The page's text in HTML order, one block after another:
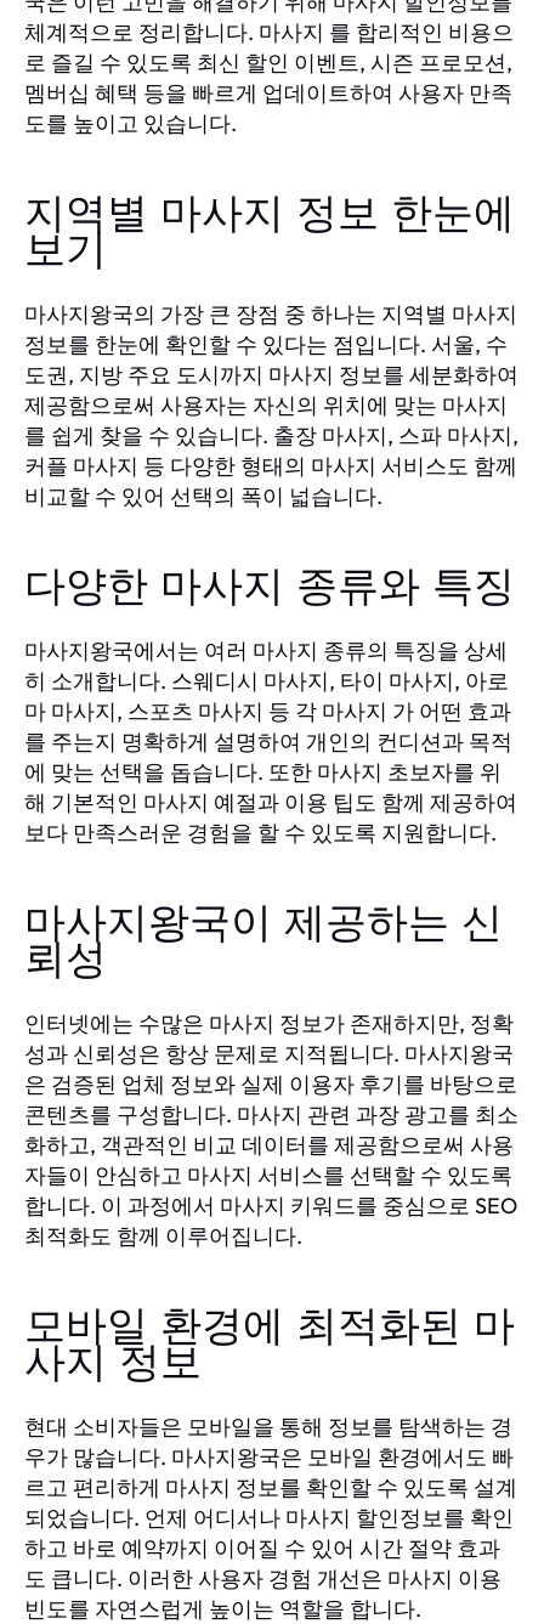
체계적으로 정리합니다. 마사지 를 합리적인 비용으
로 즐길 수 있도록 최신 할인 이벤트, 시즌 프로모션,
멤버십 혜택 등을 빠르게 업데이트하여 사용자 만족
도를 높이고 있습니다.
지역별 마사지 정보 한눈에
보기
마사지왕국의 가장 큰 장점 중 하나는 지역별 마사지
정보를 한눈에 확인할 수 있다는 점입니다. 서울, 수
도권, 지방 주요 도시까지 마사지 정보를 세분화하여
제공함으로써 사용자는 자신의 위치에 맞는 마사지
를 쉽게 찾을 수 있습니다. 출장 마사지, 스파 마사지,
커플 마사지 등 다양한 형태의 마사지 서비스도 함께
비교할 수 있어 선택의 폭이 넓습니다.
다양한 마사지 종류와 특징
마사지왕국에서는 여러 마사지 종류의 특징을 상세
히 소개합니다. 스웨디시 마사지, 타이 마사지, 아로
마 마사지, 스포츠 마사지 등 각 마사지 가 어떤 효과
를 주는지 명확하게 설명하여 개인의 컨디션과 목적
에 맞는 선택을 돕습니다. 또한 마사지 초보자를 위
해 기본적인 마사지 예절과 이용 팁도 함께 제공하여
보다 만족스러운 경험을 할 수 있도록 지원합니다.
마사지왕국이 제공하는 신
뢰성
인터넷에는 수많은 마사지 정보가 존재하지만, 정확
성과 신뢰성은 항상 문제로 지적됩니다. 마사지왕국
은 검증된 업체 정보와 실제 이용자 후기를 바탕으로
콘텐츠를 구성합니다. 마사지 관련 과장 광고를 최소
화하고, 객관적인 비교 데이터를 제공함으로써 사용
자들이 안심하고 마사지 서비스를 선택할 수 있도록
합니다. 이 과정에서 마사지 키워드를 중심으로 SEO
최적화도 함께 이루어집니다.
모바일 환경에 최적화된 마
사지 정보
현대 소비자들은 모바일을 통해 정보를 탐색하는 경
우가 많습니다. 마사지왕국은 모바일 환경에서도 빠
르고 편리하게 마사지 정보를 확인할 수 있도록 설계
되었습니다. 언제 어디서나 마사지 할인정보를 확인
하고 바로 예약까지 이어질 수 있어 시간 절약 효과
도 큽니다. 이러한 사용자 경험 개선은 마사지 이용
빈도를 자연스럽게 높이는 역할을 합니다.